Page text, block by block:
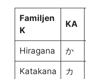
Familjen
K
KA
Hiragana か
Katakana カ